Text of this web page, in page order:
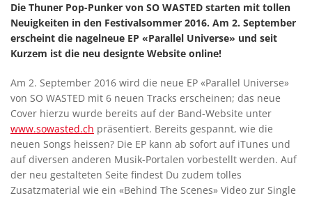
Die Thuner Pop-Punker von SO WASTED starten mit tollen
Neuigkeiten in den Festivalsommer 2016. Am 2. September
erscheint die nagelneue EP «Parallel Universe» und seit
Kurzem ist die neu designte Website online!
Am 2. September 2016 wird die neue EP «Parallel Universe»
von SO WASTED mit 6 neuen Tracks erscheinen; das neue
Cover hierzu wurde bereits auf der Band-Website unter
www.sowasted.ch präsentiert. Bereits gespannt, wie die
neuen Songs heissen? Die EP kann ab sofort auf iTunes und
auf diversen anderen Musik-Portalen vorbestellt werden. Auf
der neu gestalteten Seite findest Du zudem tolles
Zusatzmaterial wie ein «Behind The Scenes» Video zur Single